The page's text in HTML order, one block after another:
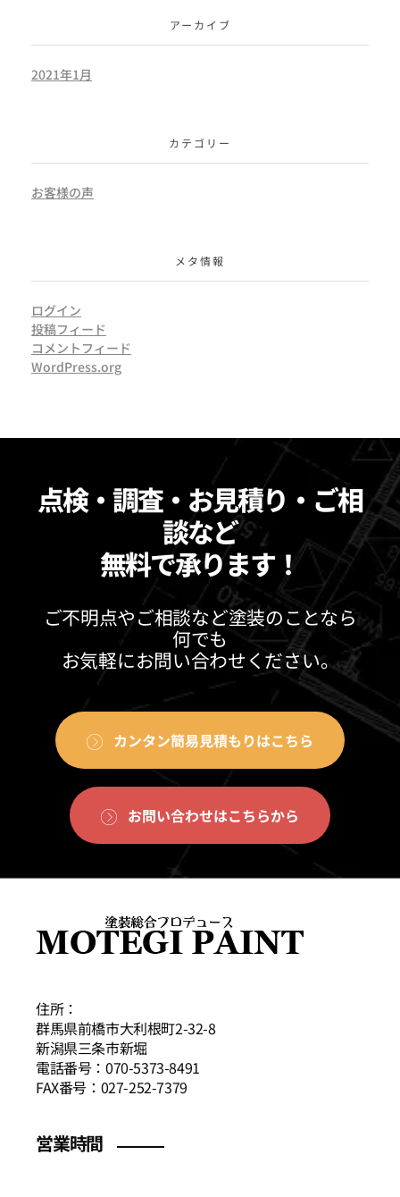
アーカイブ
2021年1月
カテゴリー
お客様の声
メタ情報
ログイン
投稿フィード
コメントフィード
WordPress.org
点検・調査・お見積り・ご相
談など
無料で承ります！
ご不明点やご相談など塗装のことなら
何でも
お気軽にお問い合わせください。
カンタン簡易見積もりはこちら
お問い合わせはこちらから
住所：
群馬県前橋市大利根町2-32-8
新潟県三条市新堀
電話番号：070-5373-8491
FAX番号：027-252-7379
営業時間